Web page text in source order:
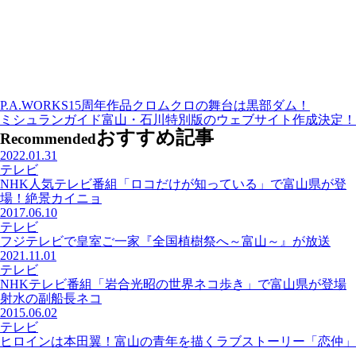
P.A.WORKS15周年作品クロムクロの舞台は黒部ダム！
ミシュランガイド富山・石川特別版のウェブサイト作成決定！
Recommendedおすすめ記事
2022.01.31
テレビ
NHK人気テレビ番組「ロコだけが知っている」で富山県が登
場！絶景カイニョ
2017.06.10
テレビ
フジテレビで皇室ご一家『全国植樹祭へ～富山～』が放送
2021.11.01
テレビ
NHKテレビ番組「岩合光昭の世界ネコ歩き」で富山県が登場
射水の副船長ネコ
2015.06.02
テレビ
ヒロインは本田翼！富山の青年を描くラブストーリー「恋仲」